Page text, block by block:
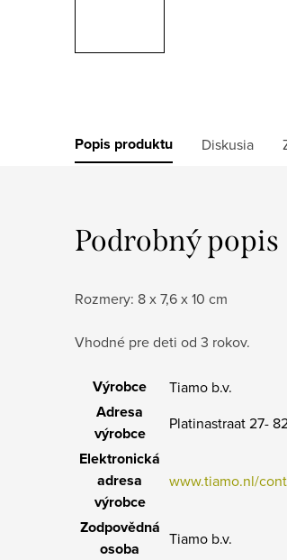
Popis produktu Diskusia
Podrobný popis
Rozmery: 8 x 7,6 x 10 cm
Vhodné pre deti od 3 rokov.
Výrobce Tiamo b.v.
Adresa
výrobce
Platinastraat 27-
Elektronická
adresa
výrobce
www.tiamo.nl/
Zodpovědná
osoba
Tiamo b.v.